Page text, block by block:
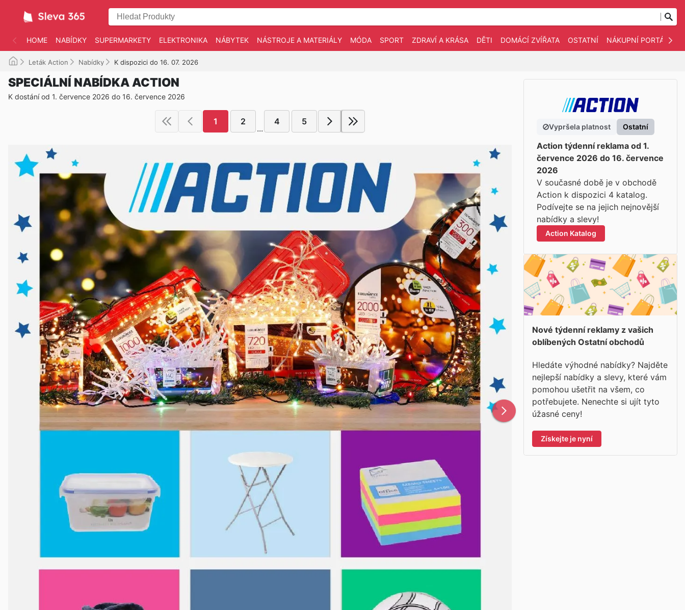
HOME NABÍDKY SUPERMARKETY ELEKTRONIKA NÁBYTEK NÁSTROJE A MATERIÁLY MÓDA SPORT ZDRAVÍ A KRÁSA DĚTI DOMÁCÍ ZVÍŘATA OSTATNÍ NÁKUPNÍ PORTÁLY
Leták Action Nabídky K dispozici do 16. 07. 2026
SPECIÁLNÍ NABÍDKA ACTION
K dostání od 1. července 2026 do 16. července 2026
1 2
...
4 5
Vypršela platnost Ostatní
Action týdenní reklama od 1.
července 2026 do 16. července
2026
V současné době je v obchodě
Action k dispozici 4 katalog.
Podívejte se na jejich nejnovější
nabídky a slevy!
Action Katalog
Nové týdenní reklamy z vašich
oblíbených Ostatní obchodů
Hledáte výhodné nabídky? Najděte
nejlepší nabídky a slevy, které vám
pomohou ušetřit na všem, co
potřebujete. Nenechte si ujít tyto
úžasné ceny!
Získejte je nyní